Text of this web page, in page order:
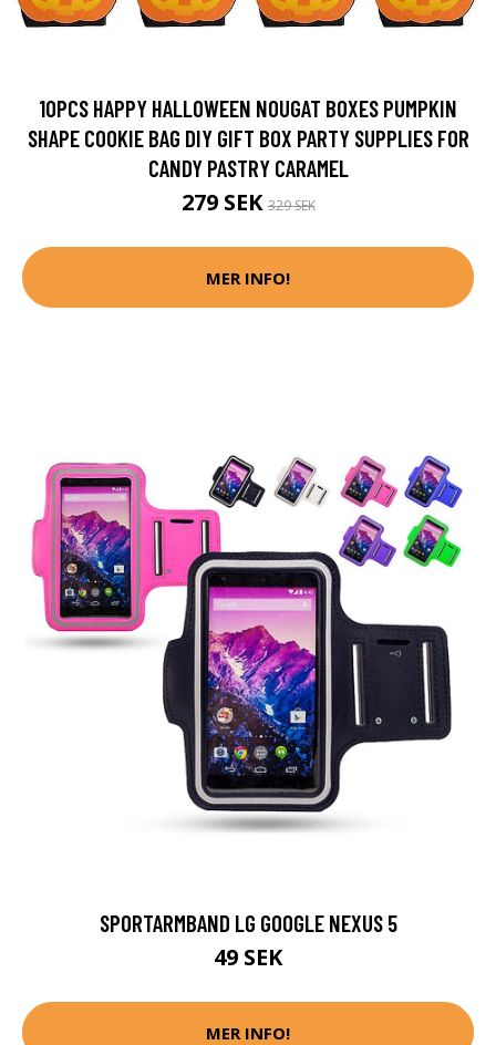
10PCS HAPPY HALLOWEEN NOUGAT BOXES PUMPKIN
SHAPE COOKIE BAG DIY GIFT BOX PARTY SUPPLIES FOR
CANDY PASTRY CARAMEL
279 SEK329 SEK
MER INFO!
SPORTARMBAND LG GOOGLE NEXUS 5
49 SEK
MER INFO!